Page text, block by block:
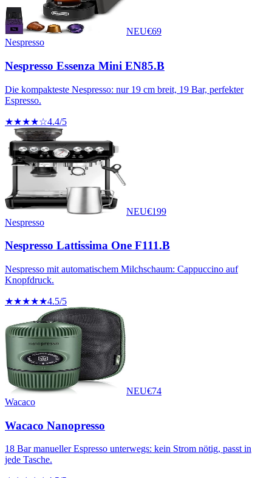
NEU€69
Nespresso
Nespresso Essenza Mini EN85.B
Die kompakteste Nespresso: nur 19 cm breit, 19 Bar, perfekter
Espresso.
★★★★☆4.4/5
NEU€199
Nespresso
Nespresso Lattissima One F111.B
Nespresso mit automatischem Milchschaum: Cappuccino auf
Knopfdruck.
★★★★★4.5/5
NEU€74
Wacaco
Wacaco Nanopresso
18 Bar manueller Espresso unterwegs: kein Strom nötig, passt in
jede Tasche.